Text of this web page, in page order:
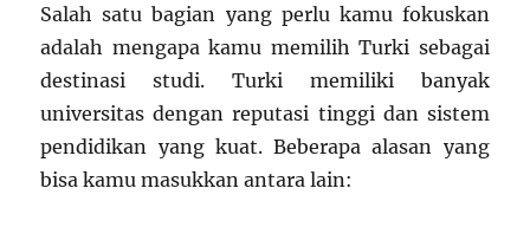
Salah satu bagian yang perlu kamu fokuskan
adalah mengapa kamu memilih Turki sebagai
destinasi studi. Turki memiliki banyak
universitas dengan reputasi tinggi dan sistem
pendidikan yang kuat. Beberapa alasan yang
bisa kamu masukkan antara lain: